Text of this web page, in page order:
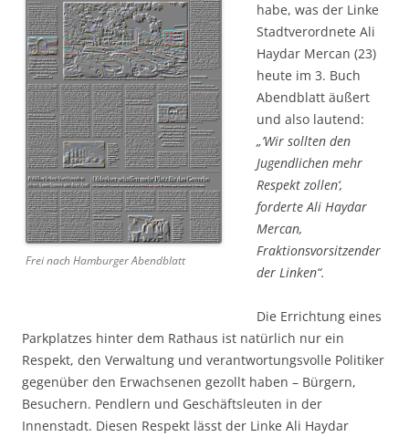
Frei nach Hamburger Abendblatt
habe, was der Linke
Stadtverordnete Ali
Haydar Mercan (23)
heute im 3. Buch
Abendblatt äußert
und also lautend:
„’Wir sollten den
Jugendlichen mehr
Respekt zollen‘,
forderte Ali Haydar
Mercan,
Fraktionsvorsitzender
der Linken“.
Die Errichtung eines
Parkplatzes hinter dem Rathaus ist natürlich nur ein
Respekt, den Verwaltung und verantwortungsvolle Politiker
gegenüber den Erwachsenen gezollt haben – Bürgern,
Besuchern. Pendlern und Geschäftsleuten in der
Innenstadt. Diesen Respekt lässt der Linke Ali Haydar